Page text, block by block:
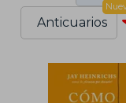
Anticuarios